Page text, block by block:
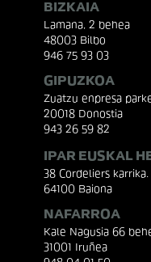
BIZKAIA
Lamana, 2 behea
48003 Bilbo
946 75 93 03
GIPUZKOA
Zuatzu enpresa
20018 Donostia
943 26 59 82
IPAR EUSKAL
38 Cordeliers karrika.
64100 Baiona
NAFARROA
Kale Nagusia 66
31001 Iruñea